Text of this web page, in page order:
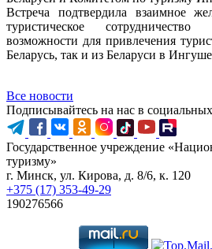
Встреча подтвердила взаимное
туристическое
возможности для привлечения
Беларусь, так и из Беларуси в
Все новости
Подписывайтесь на нас в
Государственное учреждение
туризму»
г. Минск, ул. Кирова, д. 8/6, к. 120
+375 (17) 353-49-29
190276566